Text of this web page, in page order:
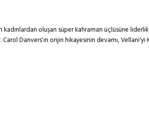
kadınlardan oluşan süper kahraman üçlüsüne
Carol Danvers'ın orijin hikayesinin devamı,